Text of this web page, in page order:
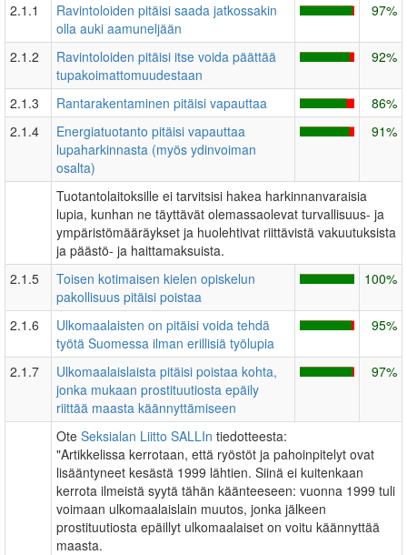
2.1.1
Ravintoloiden pitäisi saada jatkossakin
olla auki aamuneljään
97%
2.1.2
Ravintoloiden pitäisi itse voida päättää
tupakoimattomuudestaan
92%
2.1.3 Rantarakentaminen pitäisi vapauttaa
86%
2.1.4
Energiatuotanto pitäisi vapauttaa
lupaharkinnasta (myös ydinvoiman
osalta)
91%
Tuotantolaitoksille ei tarvitsisi hakea harkinnanvaraisia
lupia, kunhan ne täyttävät olemassaolevat turvallisuus- ja
ympäristömääräykset ja huolehtivat riittävistä vakuutuksista
ja päästö- ja haittamaksuista.
2.1.5
Toisen kotimaisen kielen opiskelun
pakollisuus pitäisi poistaa
100%
2.1.6
Ulkomaalaisten on pitäisi voida tehdä
työtä Suomessa ilman erillisiä työlupia
95%
2.1.7
Ulkomaalaislaista pitäisi poistaa kohta,
jonka mukaan prostituutiosta epäily
riittää maasta käännyttämiseen
97%
Ote Seksialan Liitto SALLIn tiedotteesta:
"Artikkelissa kerrotaan, että ryöstöt ja pahoinpitelyt ovat
lisääntyneet kesästä 1999 lähtien. Siinä ei kuitenkaan
kerrota ilmeistä syytä tähän käänteeseen: vuonna 1999 tuli
voimaan ulkomaalaislain muutos, jonka jälkeen
prostituutiosta epäillyt ulkomaalaiset on voitu käännyttää
maasta.